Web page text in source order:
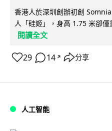
香港人於深圳創辦初創
人「硅姬」，身高 1.75 米卻
閱讀全文
29 14 ↗ 分享
人工智能